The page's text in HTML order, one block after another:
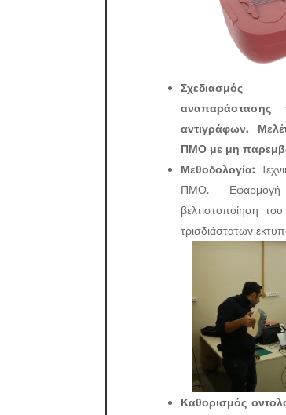
Σχεδιασμός
αντιγράφων.
ΠΜΟ με μη
Μεθοδολογία:
ΠΜΟ. Εφαρμογή
βελτιστοποίηση
τρισδιάστατων
Καθορισμός